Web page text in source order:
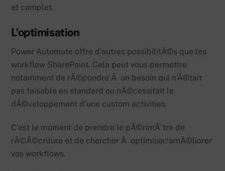
et complet.
L’optimisation
Power Automate offre d’autres possibilitÃ©s que les
workflow SharePoint. Cela peut vous permettre
notamment de rÃ©pondre Ã un besoin qui n’Ã©tait
pas faisable en standard ou nÃ©cessitait le
dÃ©veloppement d’une custom activities.
C’est le moment de prendre le pÃ©rimÃ¨tre de
rÃ©Ã©criture et de chercher Ã optimiser/amÃ©liorer
vos workflows.